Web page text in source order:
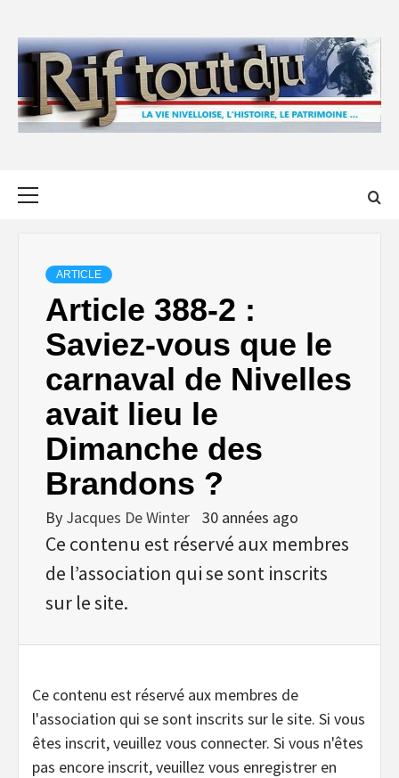
content
ARTICLE
Article 388-2 :
Saviez-vous que le
carnaval de Nivelles
avait lieu le
Dimanche des
Brandons ?
By Jacques De Winter 30 années ago
Ce contenu est réservé aux membres
de l’association qui se sont inscrits
sur le site.
Ce contenu est réservé aux membres de
l'association qui se sont inscrits sur le site. Si vous
êtes inscrit, veuillez vous connecter. Si vous n'êtes
pas encore inscrit, veuillez vous enregistrer en